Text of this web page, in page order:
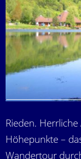
Rieden.
Höhepunkte –
Wandertour